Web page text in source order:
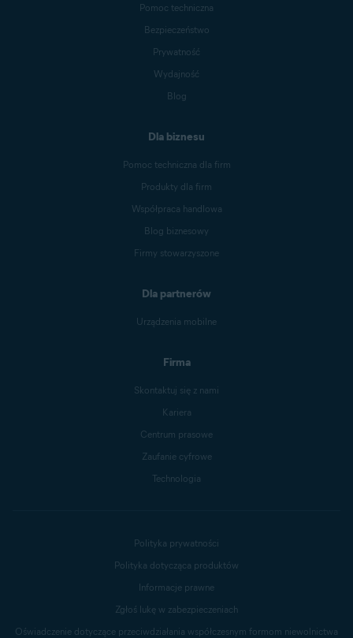
Pomoc techniczna
Bezpieczeństwo
Prywatność
Wydajność
Blog
Dla biznesu
Pomoc techniczna dla firm
Produkty dla firm
Współpraca handlowa
Blog biznesowy
Firmy stowarzyszone
Dla partnerów
Urządzenia mobilne
Firma
Skontaktuj się z nami
Kariera
Centrum prasowe
Zaufanie cyfrowe
Technologia
Polityka prywatności
Polityka dotycząca produktów
Informacje prawne
Zgłoś lukę w zabezpieczeniach
Oświadczenie dotyczące przeciwdziałania współczesnym formom niewolnictwa